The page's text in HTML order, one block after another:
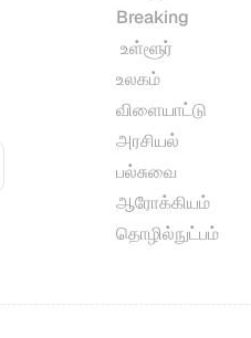
Breaking
உள்ளூர்
உலகம்
விளையாட்டு
அரசியல்
பல்சுவை
ஆரோக்கியம்
தொழில்நுட்பம்